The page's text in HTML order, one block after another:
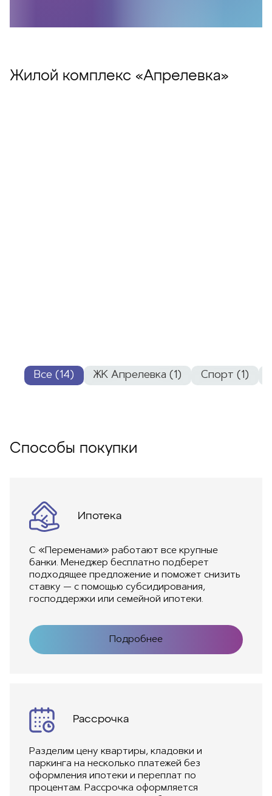
Жилой комплекс «Апрелевка»
Все (14) ЖК Апрелевка (1) Спорт (1)
Способы покупки
Ипотека
С «Переменами» работают все крупные
банки. Менеджер бесплатно подберет
подходящее предложение и поможет снизить
ставку — с помощью субсидирования,
господдержки или семейной ипотеки.
Подробнее
Рассрочка
Разделим цену квартиры, кладовки и
паркинга на несколько платежей без
оформления ипотеки и переплат по
процентам. Рассрочка оформляется